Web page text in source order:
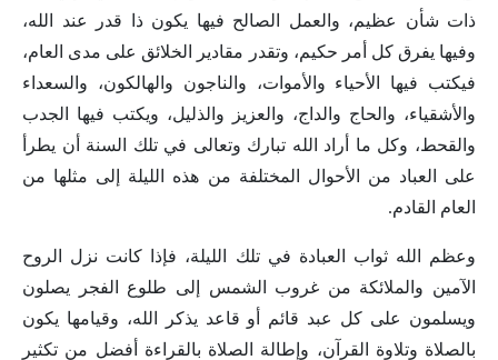
ذات شأن عظيم، والعمل الصالح فيها يكون ذا قدر عند الله،
وفيها يفرق كل أمر حكيم، وتقدر مقادير الخلائق على مدى العام،
فيكتب فيها الأحياء والأموات، والناجون والهالكون، والسعداء
والأشقياء، والحاج والداج، والعزيز والذليل، ويكتب فيها الجدب
والقحط، وكل ما أراد الله تبارك وتعالى في تلك السنة أن يطرأ
على العباد من الأحوال المختلفة من هذه الليلة إلى مثلها من
العام القادم.
وعظم الله ثواب العبادة في تلك الليلة، فإذا كانت نزل الروح
الآمين والملائكة من غروب الشمس إلى طلوع الفجر يصلون
ويسلمون على كل عبد قائم أو قاعد يذكر الله، وقيامها يكون
بالصلاة وتلاوة القرآن، وإطالة الصلاة بالقراءة أفضل من تكثير